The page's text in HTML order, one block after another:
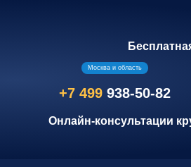
Москва и область
+7 499 938-50-82
Онлайн-консультации